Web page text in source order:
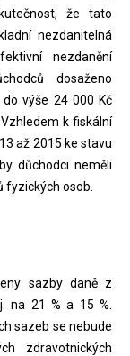
že tato
nezdanitelná
nezdanění
dosaženo
výše 24 000 Kč
k fiskální
až 2015 ke stavu
důchodci neměli
fyzických osob.
sazby daně z
na 21 % a 15 %.
sazeb se nebude
zdravotnických